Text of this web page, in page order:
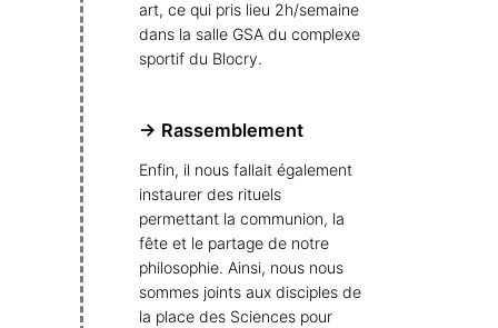
art, ce qui pris lieu 2h/semaine
dans la salle GSA du complexe
sportif du Blocry.
→ Rassemblement
Enfin, il nous fallait également
instaurer des rituels
permettant la communion, la
fête et le partage de notre
philosophie. Ainsi, nous nous
sommes joints aux disciples de
la place des Sciences pour